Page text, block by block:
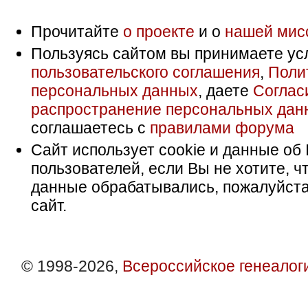
Прочитайте о проекте и о нашей
Пользуясь сайтом вы принимаете
пользовательского соглашения,
персональных данных, даете
распространение персональных
соглашаетесь с правилами форума
Сайт использует cookie и данные об
пользователей, если Вы не хотите,
данные обрабатывались,
сайт.
© 1998-2026, Всероссийское